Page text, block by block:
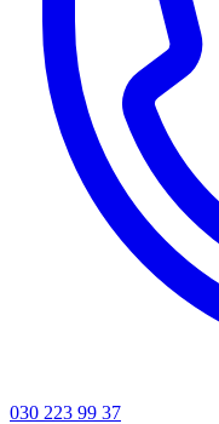
030 223 99 37